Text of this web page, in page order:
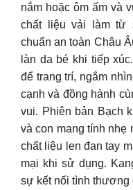
nắm hoặc ôm ấm và
chất liệu vải làm từ
chuẩn an toàn Châu
làn da bé khi tiếp
để trang trí, ngắm
cạnh và đồng hành
vui. Phiên bản Bạch
và con mang tính nhẹ
chất liệu len đan tay
mại khi sử dụng.
sự kết nối tình thương